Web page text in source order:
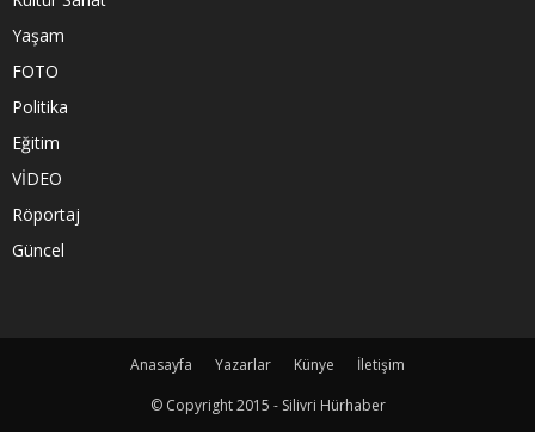
Yaşam
FOTO
Politika
Eğitim
VİDEO
Röportaj
Güncel
Anasayfa Yazarlar Künye
İletişim
© Copyright 2015 - Silivri Hürhaber